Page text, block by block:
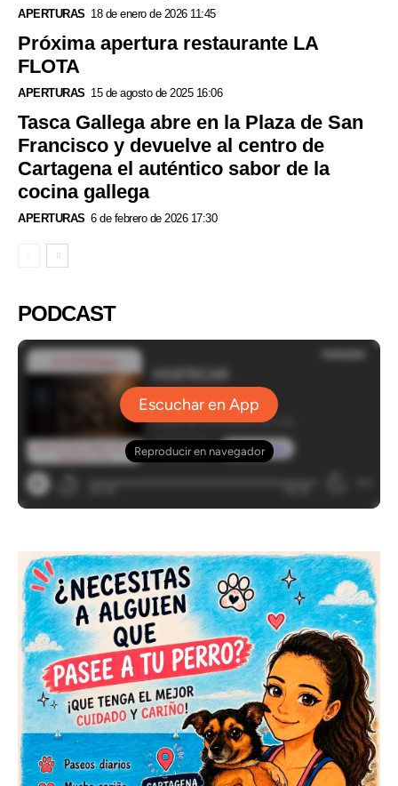
APERTURAS 18 de enero de 2026 11:45
Próxima apertura restaurante LA
FLOTA
APERTURAS 15 de agosto de 2025 16:06
Tasca Gallega abre en la Plaza de San
Francisco y devuelve al centro de
Cartagena el auténtico sabor de la
cocina gallega
APERTURAS 6 de febrero de 2026 17:30
PODCAST